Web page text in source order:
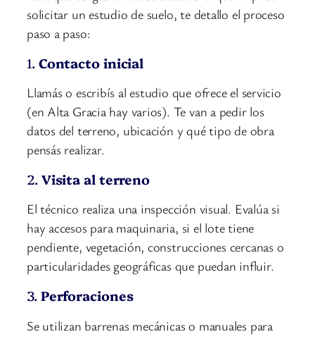
solicitar un estudio de suelo, te detallo el proceso
paso a paso:
1.Contacto inicial
Llamás o escribís al estudio que ofrece el servicio
(en Alta Gracia hay varios). Te van a pedir los
datos del terreno, ubicación y qué tipo de obra
pensás realizar.
2.Visita al terreno
El técnico realiza una inspección visual. Evalúa si
hay accesos para maquinaria, si el lote tiene
pendiente, vegetación, construcciones cercanas o
particularidades geográficas que puedan influir.
3.Perforaciones
Se utilizan barrenas mecánicas o manuales para